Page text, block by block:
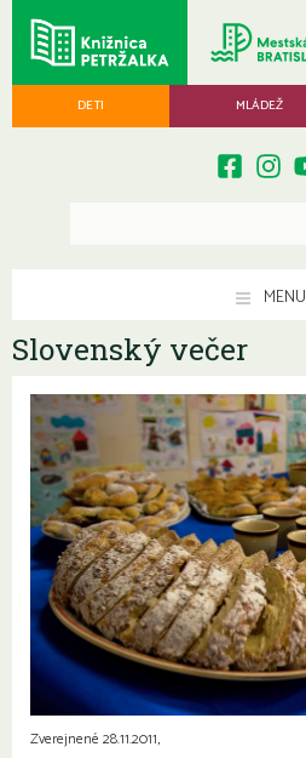
DETI MLÁDEŽ
MENU
Slovenský večer
Zverejnené 28.11.2011,